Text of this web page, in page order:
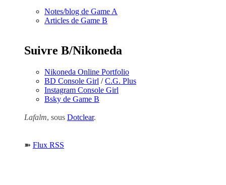
Notes/blog de Game A
Articles de Game B
Suivre B/Nikoneda
Nikoneda Online Portfolio
BD Console Girl /C.G. Plus
Instagram Console Girl
Bsky de Game B
Lafalm, sous Dotclear.
➽ Flux RSS